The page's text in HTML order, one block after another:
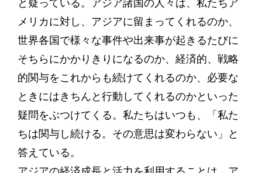
と疑っている。アジア諸国の人々は、私たちア
メリカに対し、アジアに留まってくれるのか、
世界各国で様々な事件や出来事が起きるたびに
そちらにかかりきりになるのか、経済的、戦略
的関与をこれからも続けてくれるのか、必要な
ときにはきちんと行動してくれるのかといった
疑問をぶつけてくる。私たちはいつも、「私た
ちは関与し続ける。その意思は変わらない」と
答えている。